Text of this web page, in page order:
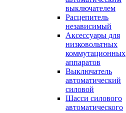
выключателем
Расцепитель
независимый
Аксессуары для
низковольтных
коммутационных
аппаратов
Выключатель
автоматический
силовой
Шасси силового
автоматического